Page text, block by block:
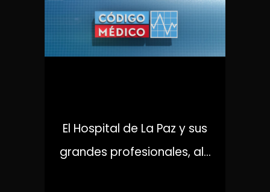
El Hospital de La Paz y sus
grandes profesionales, al...